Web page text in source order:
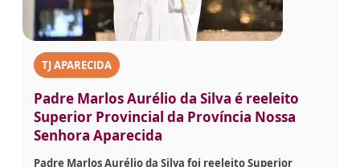
TJ APARECIDA
Padre Marlos Aurélio da Silva é reeleito
Superior Provincial da Província Nossa
Senhora Aparecida
Padre Marlos Aurélio da Silva foi reeleito Superior